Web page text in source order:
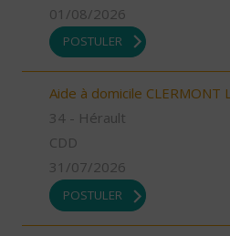
01/08/2026
POSTULER
Aide à domicile CLERMONT
34 - Hérault
CDD
31/07/2026
POSTULER